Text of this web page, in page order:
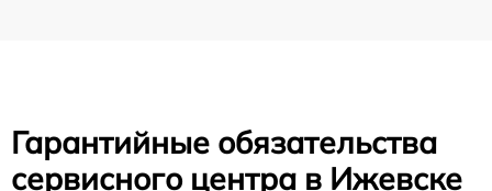
Гарантийные обязательства
сервисного центра в Ижевске